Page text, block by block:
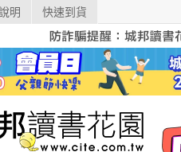
明 快速到貨